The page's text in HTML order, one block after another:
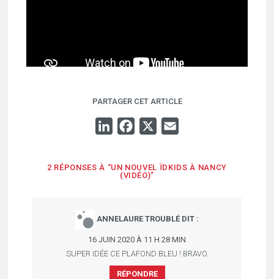
PARTAGER CET ARTICLE
LINKEDINFACEBOOK
2 RÉPONSES À “UN NOUVEL ÏDKIDS À NANCY
(VIDÉO)”
ANNELAURE TROUBLÉ DIT :
16 JUIN 2020 À 11 H 28 MIN
SUPER IDÉE CE PLAFOND BLEU ! BRAVO.
RÉPONDRE